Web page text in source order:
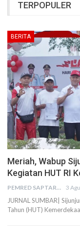
TERPOPULER
BERITA
Meriah, Wabup
Kegiatan HUT RI
PEMRED SAPTARIUS 3
JURNAL SUMBAR|
Tahun (HUT)